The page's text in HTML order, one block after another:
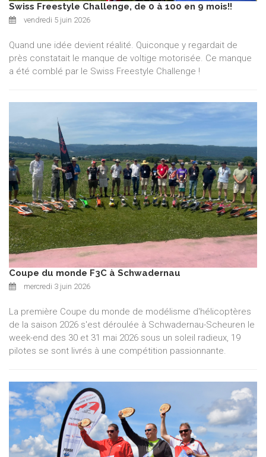
Swiss Freestyle Challenge, de 0 à 100 en 9 mois!!
vendredi 5 juin 2026
Quand une idée devient réalité. Quiconque y regardait de
près constatait le manque de voltige motorisée. Ce manque
a été comblé par le Swiss Freestyle Challenge !
Coupe du monde F3C à Schwadernau
mercredi 3 juin 2026
La première Coupe du monde de modélisme d'hélicoptères
de la saison 2026 s'est déroulée à Schwadernau-Scheuren le
week-end des 30 et 31 mai 2026 sous un soleil radieux, 19
pilotes se sont livrés à une compétition passionnante.